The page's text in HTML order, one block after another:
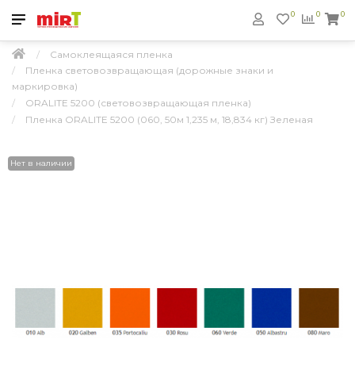
0
0 0
Самоклеящаяся пленка
Пленка световозвращающая (дорожные знаки и
маркировка)
ORALITE 5200 (световозвращающая пленка)
Пленка ORALITE 5200 (060, 50м 1,235 м, 18,834 кг) Зеленая
Нет в наличии